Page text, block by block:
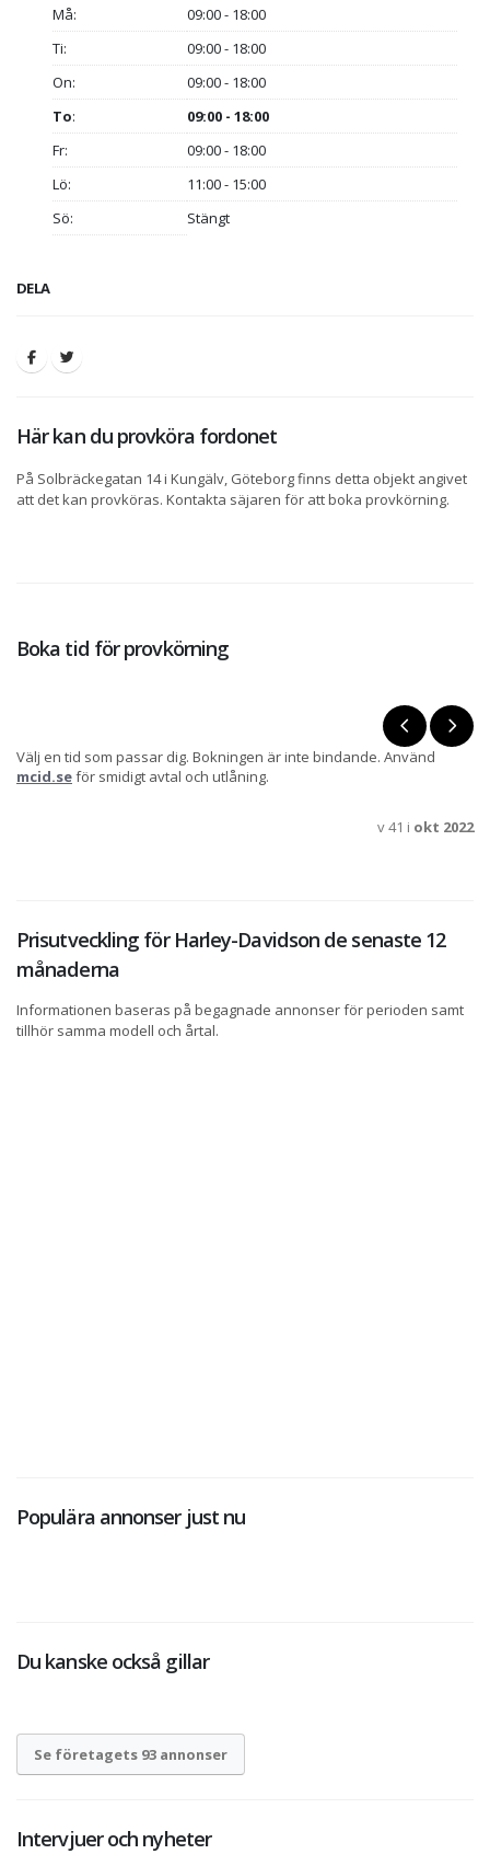
Må:
09:00 - 18:00
Ti:
09:00 - 18:00
On:
09:00 - 18:00
To:
09:00 - 18:00
Fr:
09:00 - 18:00
Lö:
11:00 - 15:00
Sö:
Stängt
DELA
Här kan du provköra fordonet
På Solbräckegatan 14 i Kungälv, Göteborg finns detta objekt angivet
att det kan provköras. Kontakta säjaren för att boka provkörning.
Boka tid för provkörning
Välj en tid som passar dig. Bokningen är inte bindande. Använd
mcid.seför smidigt avtal och utlåning.
v 41 i okt 2022
Prisutveckling för Harley-Davidson de senaste 12
månaderna
Informationen baseras på begagnade annonser för perioden samt
tillhör samma modell och årtal.
Populära annonser just nu
Du kanske också gillar
Se företagets 93 annonser
Intervjuer och nyheter